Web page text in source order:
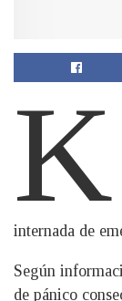
K
internada de
Según
de pánico